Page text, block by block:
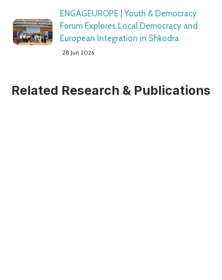
ENGAGEUROPE | Youth & Democracy
Forum Explores Local Democracy and
European Integration in Shkodra
28 Jun 2026
Related Research & Publications